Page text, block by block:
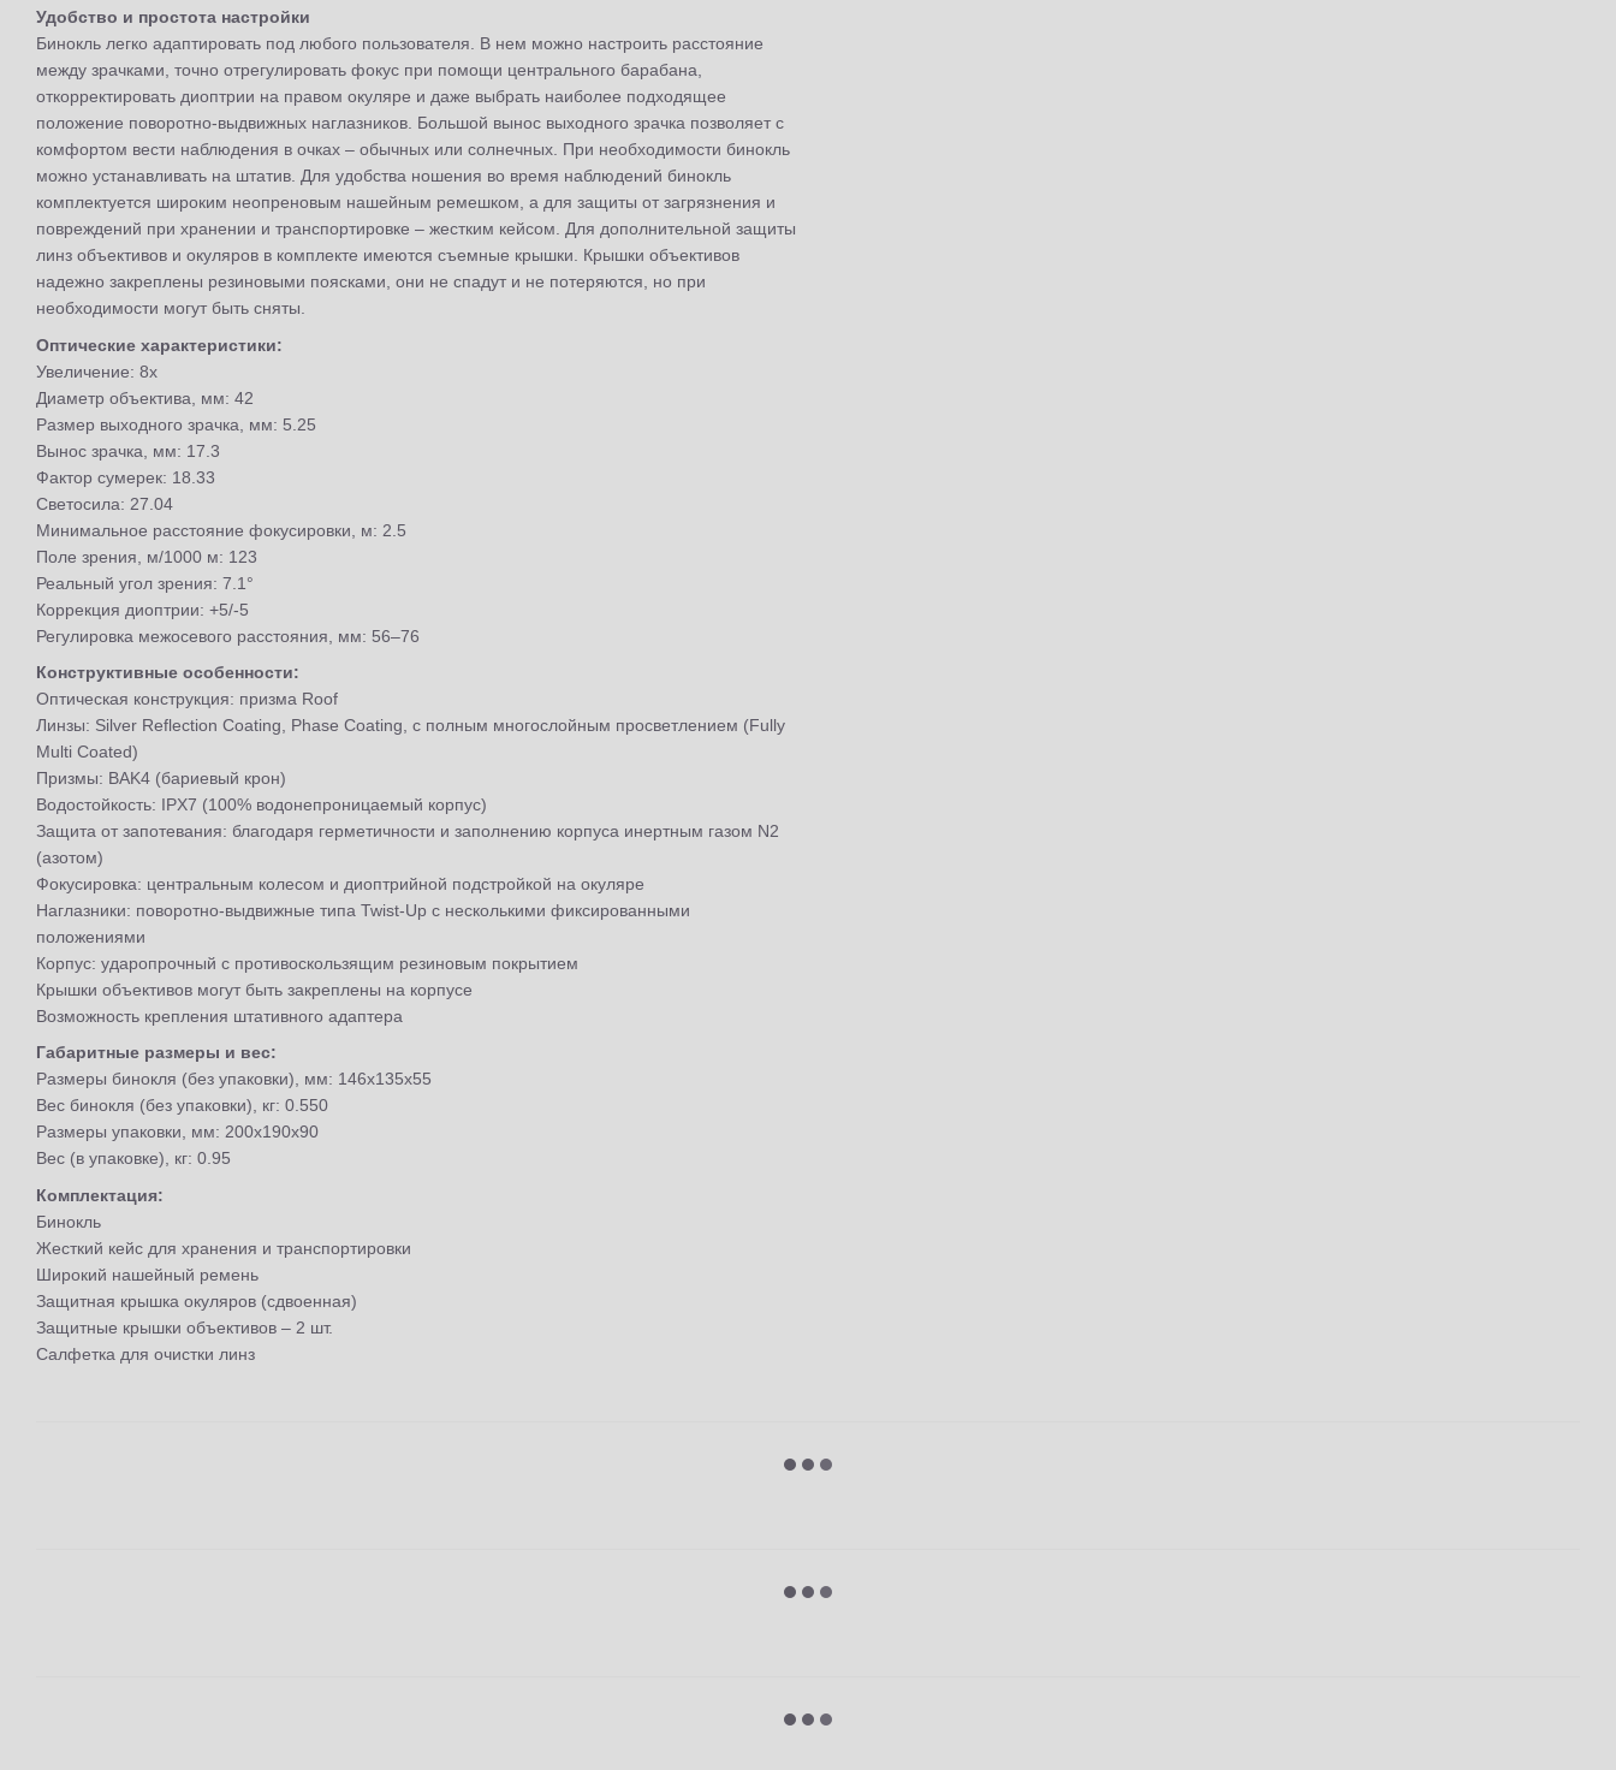
Удобство и простота настройки
Бинокль легко адаптировать под любого пользователя. В нем можно настроить расстояние
между зрачками, точно отрегулировать фокус при помощи центрального барабана,
откорректировать диоптрии на правом окуляре и даже выбрать наиболее подходящее
положение поворотно-выдвижных наглазников. Большой вынос выходного зрачка позволяет с
комфортом вести наблюдения в очках – обычных или солнечных. При необходимости бинокль
можно устанавливать на штатив. Для удобства ношения во время наблюдений бинокль
комплектуется широким неопреновым нашейным ремешком, а для защиты от загрязнения и
повреждений при хранении и транспортировке – жестким кейсом. Для дополнительной защиты
линз объективов и окуляров в комплекте имеются съемные крышки. Крышки объективов
надежно закреплены резиновыми поясками, они не спадут и не потеряются, но при
необходимости могут быть сняты.
Оптические характеристики:
Увеличение: 8x
Диаметр объектива, мм: 42
Размер выходного зрачка, мм: 5.25
Вынос зрачка, мм: 17.3
Фактор сумерек: 18.33
Светосила: 27.04
Минимальное расстояние фокусировки, м: 2.5
Поле зрения, м/1000 м: 123
Реальный угол зрения: 7.1°
Коррекция диоптрии: +5/-5
Регулировка межосевого расстояния, мм: 56–76
Конструктивные особенности:
Оптическая конструкция: призма Roof
Линзы: Silver Reflection Coating, Phase Coating, с полным многослойным просветлением (Fully
Multi Coated)
Призмы: BAK4 (бариевый крон)
Водостойкость: IPX7 (100% водонепроницаемый корпус)
Защита от запотевания: благодаря герметичности и заполнению корпуса инертным газом N2
(азотом)
Фокусировка: центральным колесом и диоптрийной подстройкой на окуляре
Наглазники: поворотно-выдвижные типа Twist-Up с несколькими фиксированными
положениями
Корпус: ударопрочный с противоскользящим резиновым покрытием
Крышки объективов могут быть закреплены на корпусе
Возможность крепления штативного адаптера
Габаритные размеры и вес:
Размеры бинокля (без упаковки), мм: 146x135x55
Вес бинокля (без упаковки), кг: 0.550
Размеры упаковки, мм: 200x190x90
Вес (в упаковке), кг: 0.95
Комплектация:
Бинокль
Жесткий кейс для хранения и транспортировки
Широкий нашейный ремень
Защитная крышка окуляров (сдвоенная)
Защитные крышки объективов – 2 шт.
Салфетка для очистки линз